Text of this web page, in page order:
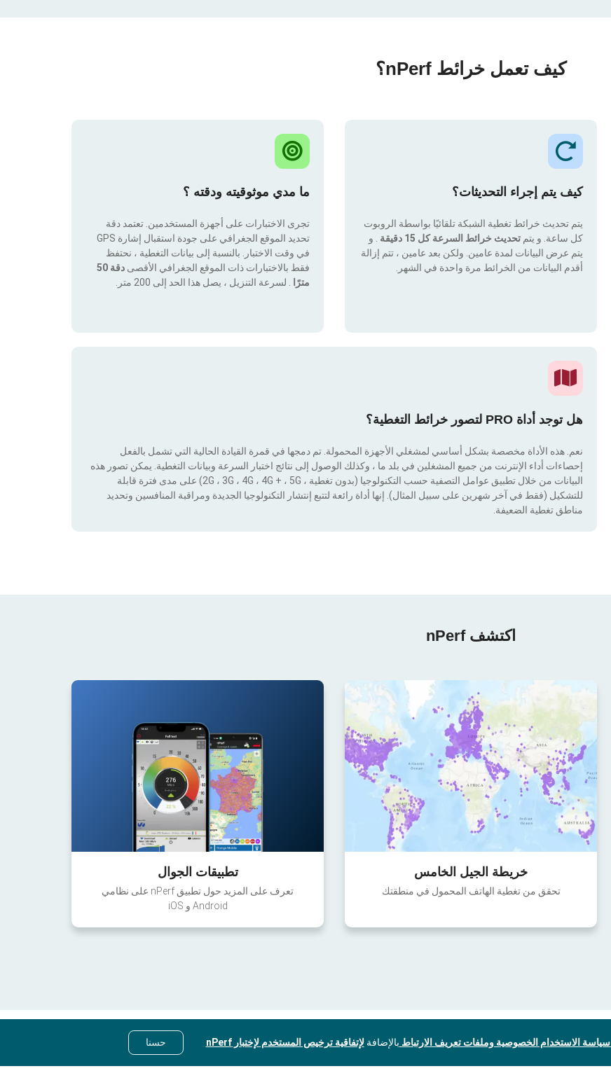
كيف تعمل خرائط nPerf؟
كيف يتم إجراء التحديثات؟
يتم تحديث خرائط تغطية الشبكة تلقائيًا بواسطة الروبوت
كل ساعة. و يتم تحديث خرائط السرعة كل 15 دقيقة
. و
يتم عرض البيانات لمدة عامين. ولكن بعد عامين ، تتم إزالة
أقدم البيانات من الخرائط مرة واحدة في الشهر.
ما مدي موثوقيته ودقته ؟
تجرى الاختبارات على أجهزة المستخدمين. تعتمد دقة
تحديد الموقع الجغرافي على جودة استقبال إشارة GPS
في وقت الاختبار. بالنسبة إلى بيانات التغطية ، نحتفظ
فقط بالاختبارات ذات الموقع الجغرافي الأقصى
دقة 50
مترًا
. لسرعة التنزيل ، يصل هذا الحد إلى 200 متر.
هل توجد أداة PRO لتصور خرائط التغطية؟
نعم. هذه الأداة مخصصة بشكل أساسي لمشغلي الأجهزة المحمولة. تم دمجها في قمرة القيادة الحالية التي تشمل بالفعل
إحصاءات أداء الإنترنت من جميع المشغلين في بلد ما ، وكذلك الوصول إلى نتائج اختبار السرعة وبيانات التغطية. يمكن تصور هذه
البيانات من خلال تطبيق عوامل التصفية حسب التكنولوجيا (بدون تغطية ، 2G ، 3G ، 4G ، 4G + ، 5G) على مدى فترة قابلة
للتشكيل (فقط في آخر شهرين على سبيل المثال). إنها أداة رائعة لتتبع إنتشار التكنولوجيا الجديدة ومراقبة المنافسين وتحديد
مناطق تغطية الضعيفة.
اكتشف nPerf
خريطة الجيل الخامس
تحقق من تغطية الهاتف المحمول في منطقتك
تطبيقات الجوال
تعرف على المزيد حول تطبيق nPerf على نظامي
Android و iOS
سياسة الاستخدام الخصوصية وملفات تعريف الارتباط بالإضافةلإتفاقية ترخيص المستخدم لإختبار nPerf حسنا